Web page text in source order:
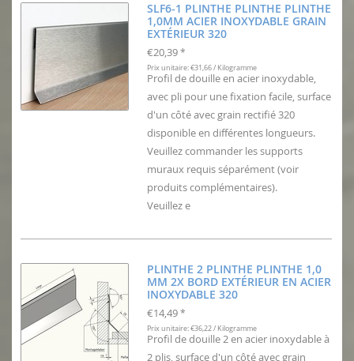
SLF6-1 PLINTHE PLINTHE PLINTHE
1,0MM ACIER INOXYDABLE GRAIN
EXTÉRIEUR 320
€20,39 *
Prix unitaire: €31,66 / Kilogramme
Profil de douille en acier inoxydable,
avec pli pour une fixation facile, surface
d'un côté avec grain rectifié 320
disponible en différentes longueurs.
Veuillez commander les supports
muraux requis séparément (voir
produits complémentaires).
Veuillez e
PLINTHE 2 PLINTHE PLINTHE 1,0
MM 2X BORD EXTÉRIEUR EN ACIER
INOXYDABLE 320
€14,49 *
Prix unitaire: €36,22 / Kilogramme
Profil de douille 2 en acier inoxydable à
2 plis, surface d'un côté avec grain